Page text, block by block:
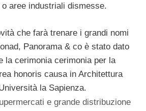
aree industriali dismesse.
che farà trenare i grandi nomi
Panorama & co è stato dato
la cerimonia cerimonia per la
honoris causa in Architettura
la Sapienza.
e grande distribuzione